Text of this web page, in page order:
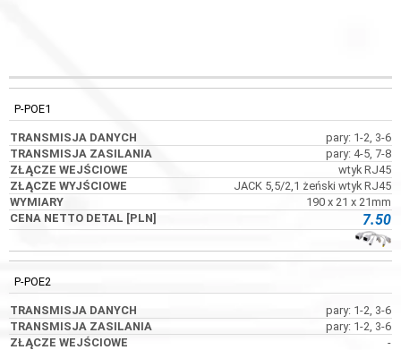
TRANSMISJA
DANYCH
TRANSMISJA
ZASILANIA
ZŁĄCZE
WEJŚCIOWE
P-POE1
pary: 1-2, 3-6
pary: 4-5, 7-8
wtyk RJ45
JACK 5,5/2,1 żeński wtyk RJ45
190 x 21 x 21mm
7.50
P-POE2
pary: 1-2, 3-6
pary: 1-2, 3-6
-